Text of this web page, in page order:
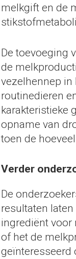
melkgift en de
De toevoeging
de
vezelhennep in
routinedieren
karakteristieke
opname van
toen de
Verder
De
resultaten
ingrediënt voor
of het de
geïnteresseerd